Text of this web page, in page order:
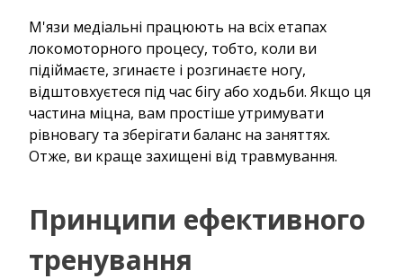
М'язи медіальні працюють на всіх етапах
локомоторного процесу, тобто, коли ви
підіймаєте, згинаєте і розгинаєте ногу,
відштовхуєтеся під час бігу або ходьби. Якщо ця
частина міцна, вам простіше утримувати
рівновагу та зберігати баланс на заняттях.
Отже, ви краще захищені від травмування.
Принципи ефективного
тренування